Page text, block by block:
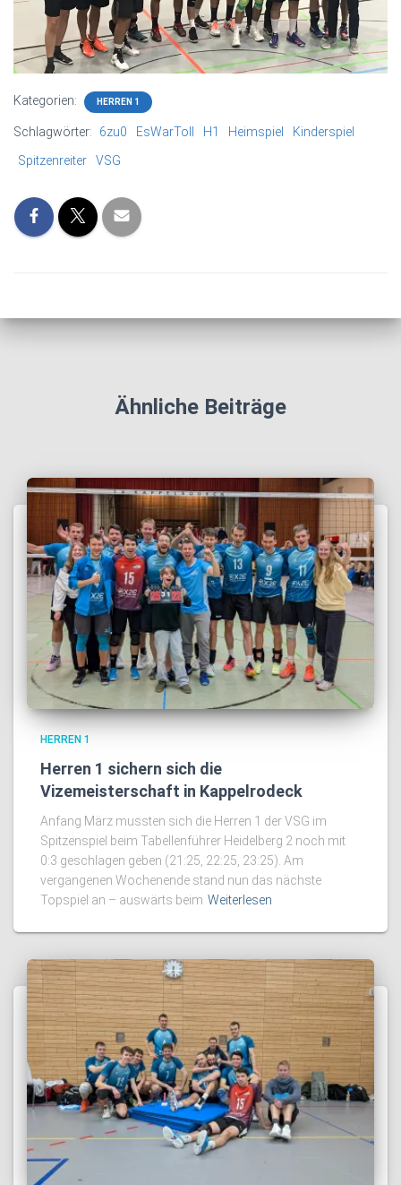
Kategorien: HERREN 1
Schlagwörter: 6zu0 EsWarToll H1 Heimspiel
Kinderspiel
Spitzenreiter
VSG
Ähnliche Beiträge
HERREN 1
Herren 1 sichern sich die
Vizemeisterschaft in Kappelrodeck
Anfang März mussten sich die Herren 1 der VSG im
Spitzenspiel beim Tabellenführer Heidelberg 2 noch mit
0:3 geschlagen geben (21:25, 22:25, 23:25). Am
vergangenen Wochenende stand nun das nächste
Topspiel an – auswärts beim Weiterlesen